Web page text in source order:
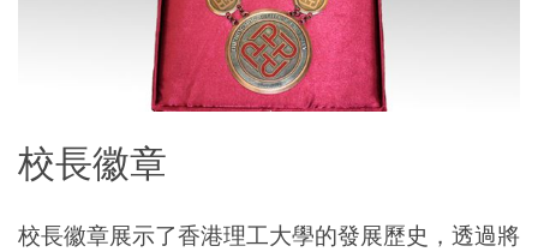
校長徽章
校長徽章展示了香港理工大學的發展歷史，透過將